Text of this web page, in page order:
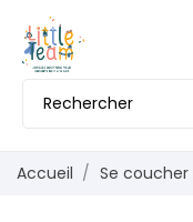
Accueil Se coucher